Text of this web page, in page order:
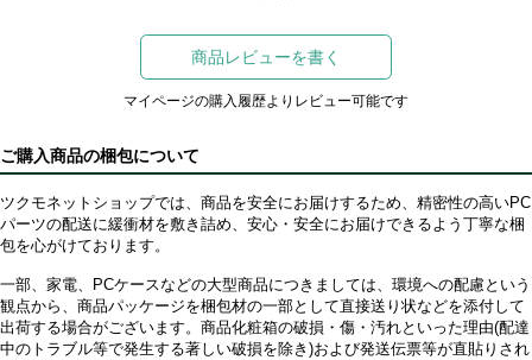
商品レビューを書く
マイページの購入履歴よりレビュー可能です
ご購入商品の梱包について
ツクモネットショップでは、商品を安全にお届けするため、精密性の高いPC
パーツの配送に緩衝材を敷き詰め、安心・安全にお届けできるよう丁寧な梱
包を心がけております。
一部、家電、PCケースなどの大型商品につきましては、環境への配慮という
観点から、商品パッケージを梱包材の一部として直接送り状などを添付して
出荷する場合がございます。商品化粧箱の破損・傷・汚れといった理由(配達
中のトラブル等で発生する著しい破損を除き)および発送伝票等が直貼りされ